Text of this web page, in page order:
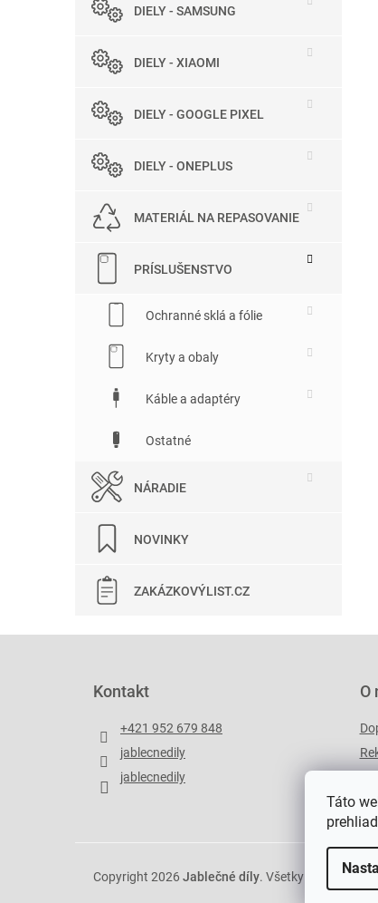
Táto
DIELY - SAMSUNG
DIELY - XIAOMI
DIELY - GOOGLE PIXEL
DIELY - ONEPLUS
MATERIÁL NA REPASOVANIE
PRÍSLUŠENSTVO
Ochranné sklá a fólie
Kryty a obaly
Káble a adaptéry
Ostatné
NÁRADIE
NOVINKY
ZAKÁZKOVÝLIST.CZ
Kontakt
+421 952 679 848
jablecnedily
jablecnedily
O
Copyright 2026 Jablečné díly. Všetky práva